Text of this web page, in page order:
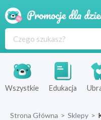
Wszystkie Edukacja
Strona Główna > Sklepy >